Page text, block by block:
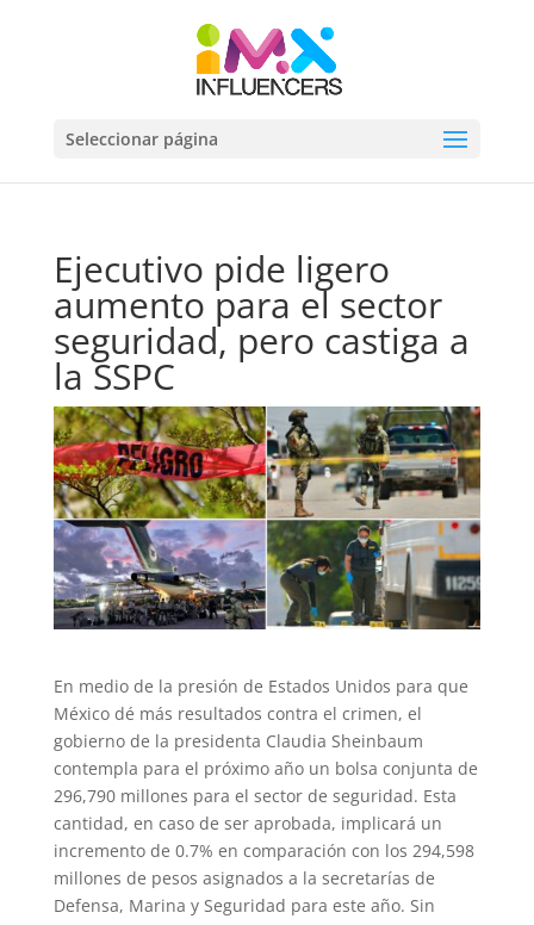
Seleccionar página
Ejecutivo pide ligero
aumento para el sector
seguridad, pero castiga a
la SSPC
En medio de la presión de Estados Unidos para que
México dé más resultados contra el crimen, el
gobierno de la presidenta Claudia Sheinbaum
contempla para el próximo año un bolsa conjunta de
296,790 millones para el sector de seguridad. Esta
cantidad, en caso de ser aprobada, implicará un
incremento de 0.7% en comparación con los 294,598
millones de pesos asignados a la secretarías de
Defensa, Marina y Seguridad para este año. Sin